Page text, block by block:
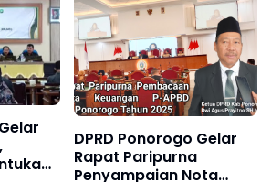
Pancasila 2025
DPRD Ponorogo Gelar
Rapat Paripurna
Penyampaian Nota